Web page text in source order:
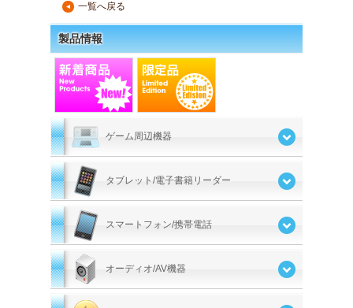
▲ 一覧へ戻る
製品情報
ゲーム周辺機器
タブレット/電子書籍リーダー
スマートフォン/携帯電話
オーディオ/AV機器